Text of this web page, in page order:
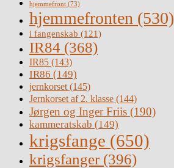
hjemmefront (73)
hjemmefronten (530)
i fangenskab (121)
IR84 (368)
IR85 (143)
IR86 (149)
jernkorset(145)
Jernkorset af 2. klasse (144)
Jørgen og Inger Friis (190)
kammeratskab (149)
krigsfange (650)
krigsfanger (396)